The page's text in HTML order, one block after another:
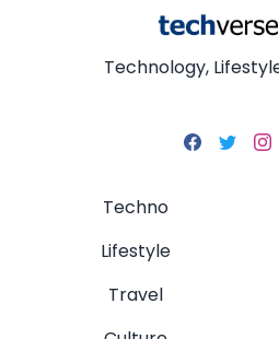
Technology,
Techno
Lifestyle
Travel